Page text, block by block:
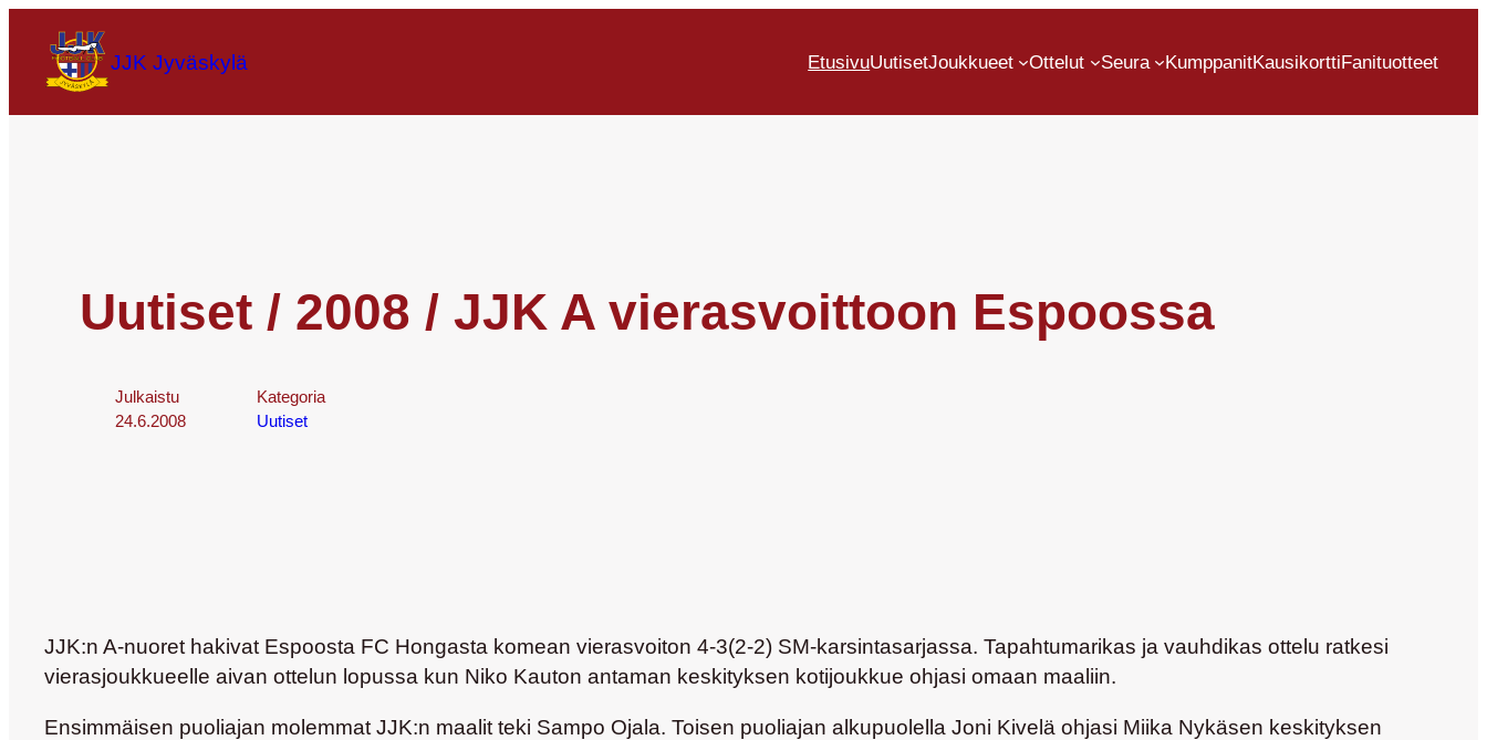
JJK Jyväskylä EtusivuUutisetJoukkueet Ottelut Seura KumppanitKausikorttiFanituotteet
Uutiset / 2008 / JJK A vierasvoittoon Espoossa
Julkaistu
24.6.2008
Kategoria
Uutiset
JJK:n A-nuoret hakivat Espoosta FC Hongasta komean vierasvoiton 4-3(2-2) SM-karsintasarjassa. Tapahtumarikas ja vauhdikas ottelu ratkesi
vierasjoukkueelle aivan ottelun lopussa kun Niko Kauton antaman keskityksen kotijoukkue ohjasi omaan maaliin.
Ensimmäisen puoliajan molemmat JJK:n maalit teki Sampo Ojala. Toisen puoliajan alkupuolella Joni Kivelä ohjasi Miika Nykäsen keskityksen